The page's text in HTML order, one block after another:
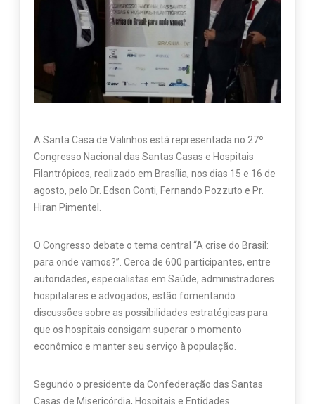
A Santa Casa de Valinhos está representada no 27º
Congresso Nacional das Santas Casas e Hospitais
Filantrópicos, realizado em Brasília, nos dias 15 e 16 de
agosto, pelo Dr. Edson Conti, Fernando Pozzuto e Pr.
Hiran Pimentel.
O Congresso debate o tema central “A crise do Brasil:
para onde vamos?”. Cerca de 600 participantes, entre
autoridades, especialistas em Saúde, administradores
hospitalares e advogados, estão fomentando
discussões sobre as possibilidades estratégicas para
que os hospitais consigam superar o momento
econômico e manter seu serviço à população.
Segundo o presidente da Confederação das Santas
Casas de Misericórdia, Hospitais e Entidades